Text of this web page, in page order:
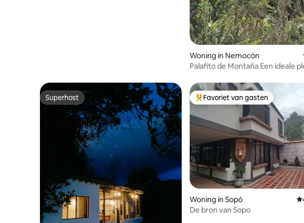
Woning in Nemocón
Palafito de Montaña Een ideale
Superhost
Superhost Topfavoriet van gasten
Favoriet van gasten
Woning in Sopó
De bron van Sopo